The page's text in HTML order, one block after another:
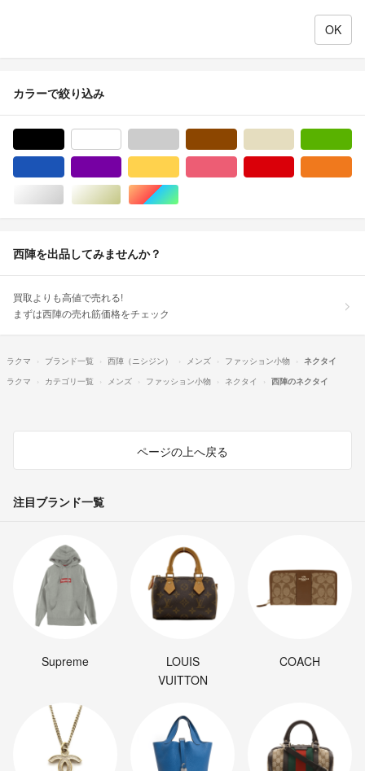
カラーで絞り込み
シルバー/銀色系ゴールド/金色系マルチカラー
西陣を出品してみませんか？
買取よりも高値で売れる!
まずは西陣の売れ筋価格をチェック
ラクマ ブランド一覧 西陣（ニシジン） メンズ ファッション小物
ネクタイ
ラクマ
カテゴリ一覧 メンズ ファッション小物 ネクタイ 西陣のネクタイ
ページの上へ戻る
注目ブランド一覧
Supreme
LOUIS
VUITTON
COACH